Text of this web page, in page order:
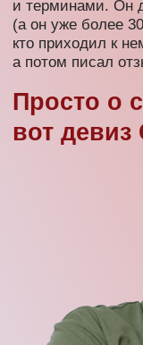
Приходите на семинар —
знать ответы на вопросы:
Чего хочет женщина и
Как найти того самого
не размениваясь и не
Можно ли полюбить
тебе рассказывали о
Как спасти жизнь от
Как отключить режим
Почему же мужчина не
что-то для вашего
Приходите —
лекцию —
пошаговую
получаете